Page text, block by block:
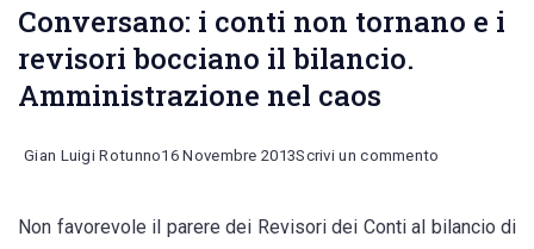
Conversano: i conti non tornano e i
revisori bocciano il bilancio.
Amministrazione nel caos
Gian Luigi Rotunno16 Novembre 2013Scrivi un commento
i
Non favorevole il parere dei Revisori dei Conti al bilancio di